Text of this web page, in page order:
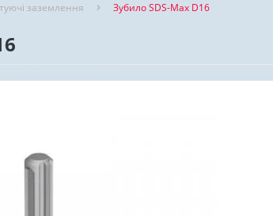
заземлення Зубило SDS-Max D16